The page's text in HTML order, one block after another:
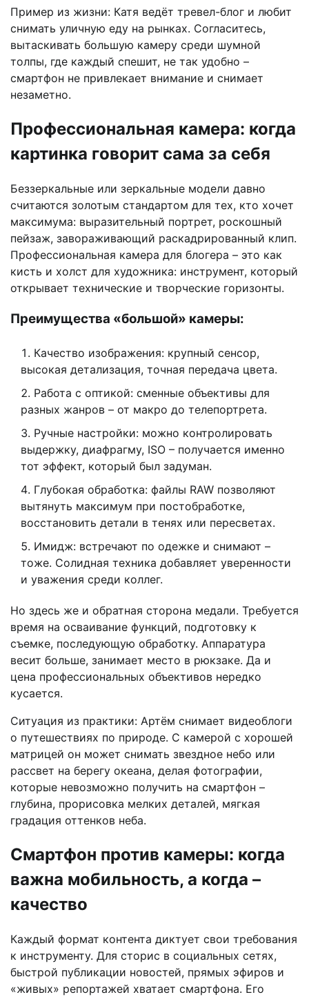
Пример из жизни: Катя ведёт тревел-блог и любит
снимать уличную еду на рынках. Согласитесь,
вытаскивать большую камеру среди шумной
толпы, где каждый спешит, не так удобно –
смартфон не привлекает внимание и снимает
незаметно.
Профессиональная камера: когда
картинка говорит сама за себя
Беззеркальные или зеркальные модели давно
считаются золотым стандартом для тех, кто хочет
максимума: выразительный портрет, роскошный
пейзаж, завораживающий раскадрированный клип.
Профессиональная камера для блогера – это как
кисть и холст для художника: инструмент, который
открывает технические и творческие горизонты.
Преимущества «большой» камеры:
Качество изображения: крупный сенсор,
высокая детализация, точная передача цвета.
Работа с оптикой: сменные объективы для
разных жанров – от макро до телепортрета.
Ручные настройки: можно контролировать
выдержку, диафрагму, ISO – получается именно
тот эффект, который был задуман.
Глубокая обработка: файлы RAW позволяют
вытянуть максимум при постобработке,
восстановить детали в тенях или пересветах.
Имидж: встречают по одежке и снимают –
тоже. Солидная техника добавляет уверенности
и уважения среди коллег.
Но здесь же и обратная сторона медали. Требуется
время на осваивание функций, подготовку к
съемке, последующую обработку. Аппаратура
весит больше, занимает место в рюкзаке. Да и
цена профессиональных объективов нередко
кусается.
Ситуация из практики: Артём снимает видеоблоги
о путешествиях по природе. С камерой с хорошей
матрицей он может снимать звездное небо или
рассвет на берегу океана, делая фотографии,
которые невозможно получить на смартфон –
глубина, прорисовка мелких деталей, мягкая
градация оттенков неба.
Смартфон против камеры: когда
важна мобильность, а когда –
качество
Каждый формат контента диктует свои требования
к инструменту. Для сторис в социальных сетях,
быстрой публикации новостей, прямых эфиров и
«живых» репортажей хватает смартфона. Его